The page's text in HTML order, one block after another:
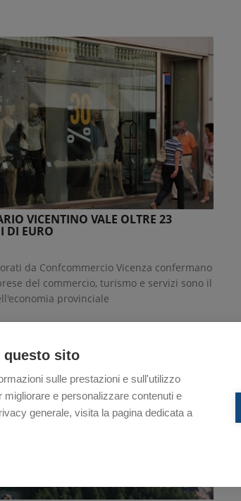
VICENTINO VALE OLTRE 23
DI EURO
da Confcommercio Vicenza confermano
del commercio, turismo e servizi sono il
provinciale
questo sito
sulle prestazioni e sull'utilizzo
e personalizzare contenuti e
generale, visita la pagina dedicata a